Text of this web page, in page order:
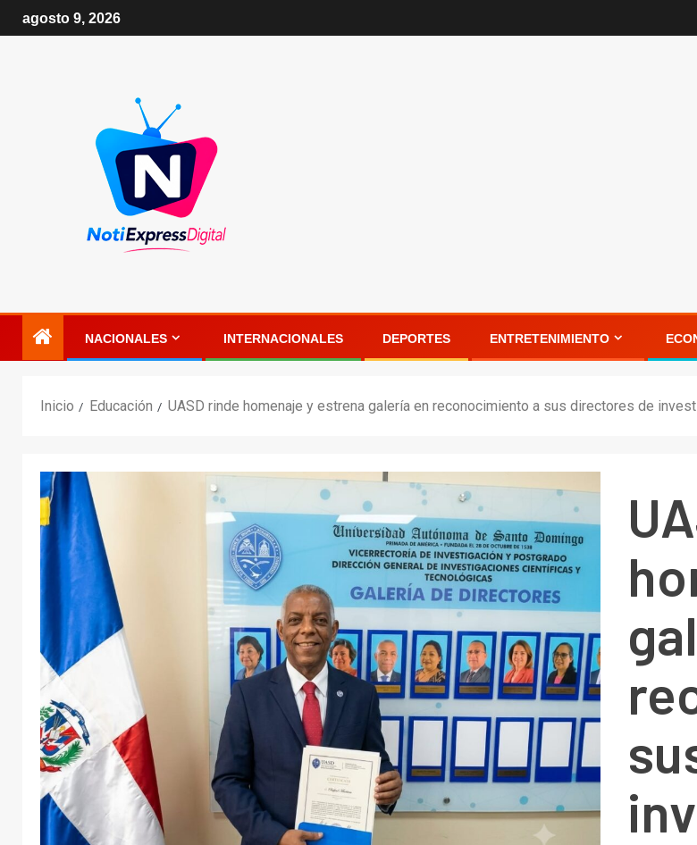
agosto 9, 2026
NACIONALES INTERNACIONALES DEPORTES ENTRETENIMIENTO
Inicio Educación UASD rinde homenaje y estrena galería en reconocimiento a sus directores de